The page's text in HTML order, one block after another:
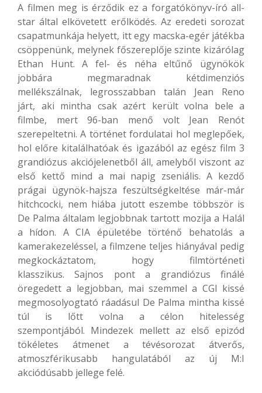
A filmen meg is érződik ez a forgatókönyv-író all-
star által elkövetett erőlködés. Az eredeti sorozat
csapatmunkája helyett, itt egy macska-egér játékba
csöppenünk, melynek főszereplője szinte kizárólag
Ethan Hunt. A fel- és néha eltűnő ügynökök
jobbára megmaradnak kétdimenziós
mellékszálnak, legrosszabban talán Jean Reno
járt, aki mintha csak azért került volna bele a
filmbe, mert 96-ban menő volt Jean Renót
szerepeltetni. A történet fordulatai hol meglepőek,
hol előre kitalálhatóak és igazából az egész film 3
grandiózus akciójelenetből áll, amelyből viszont az
első kettő mind a mai napig zseniális. A kezdő
prágai ügynök-hajsza feszültségkeltése már-már
hitchcocki, nem hiába jutott eszembe többször is
De Palma általam legjobbnak tartott mozija a Halál
a hídon. A CIA épületébe történő behatolás a
kamerakezeléssel, a filmzene teljes hiányával pedig
megkockáztatom, hogy filmtörténeti
klasszikus. Sajnos pont a grandiózus finálé
öregedett a legjobban, mai szemmel a CGI kissé
megmosolyogtató ráadásul De Palma mintha kissé
túl is lőtt volna a célon hitelesség
szempontjából. Mindezek mellett az első epizód
tökéletes átmenet a tévésorozat átverős,
atmoszférikusabb hangulatából az új M:I
akciódúsabb jellege felé.